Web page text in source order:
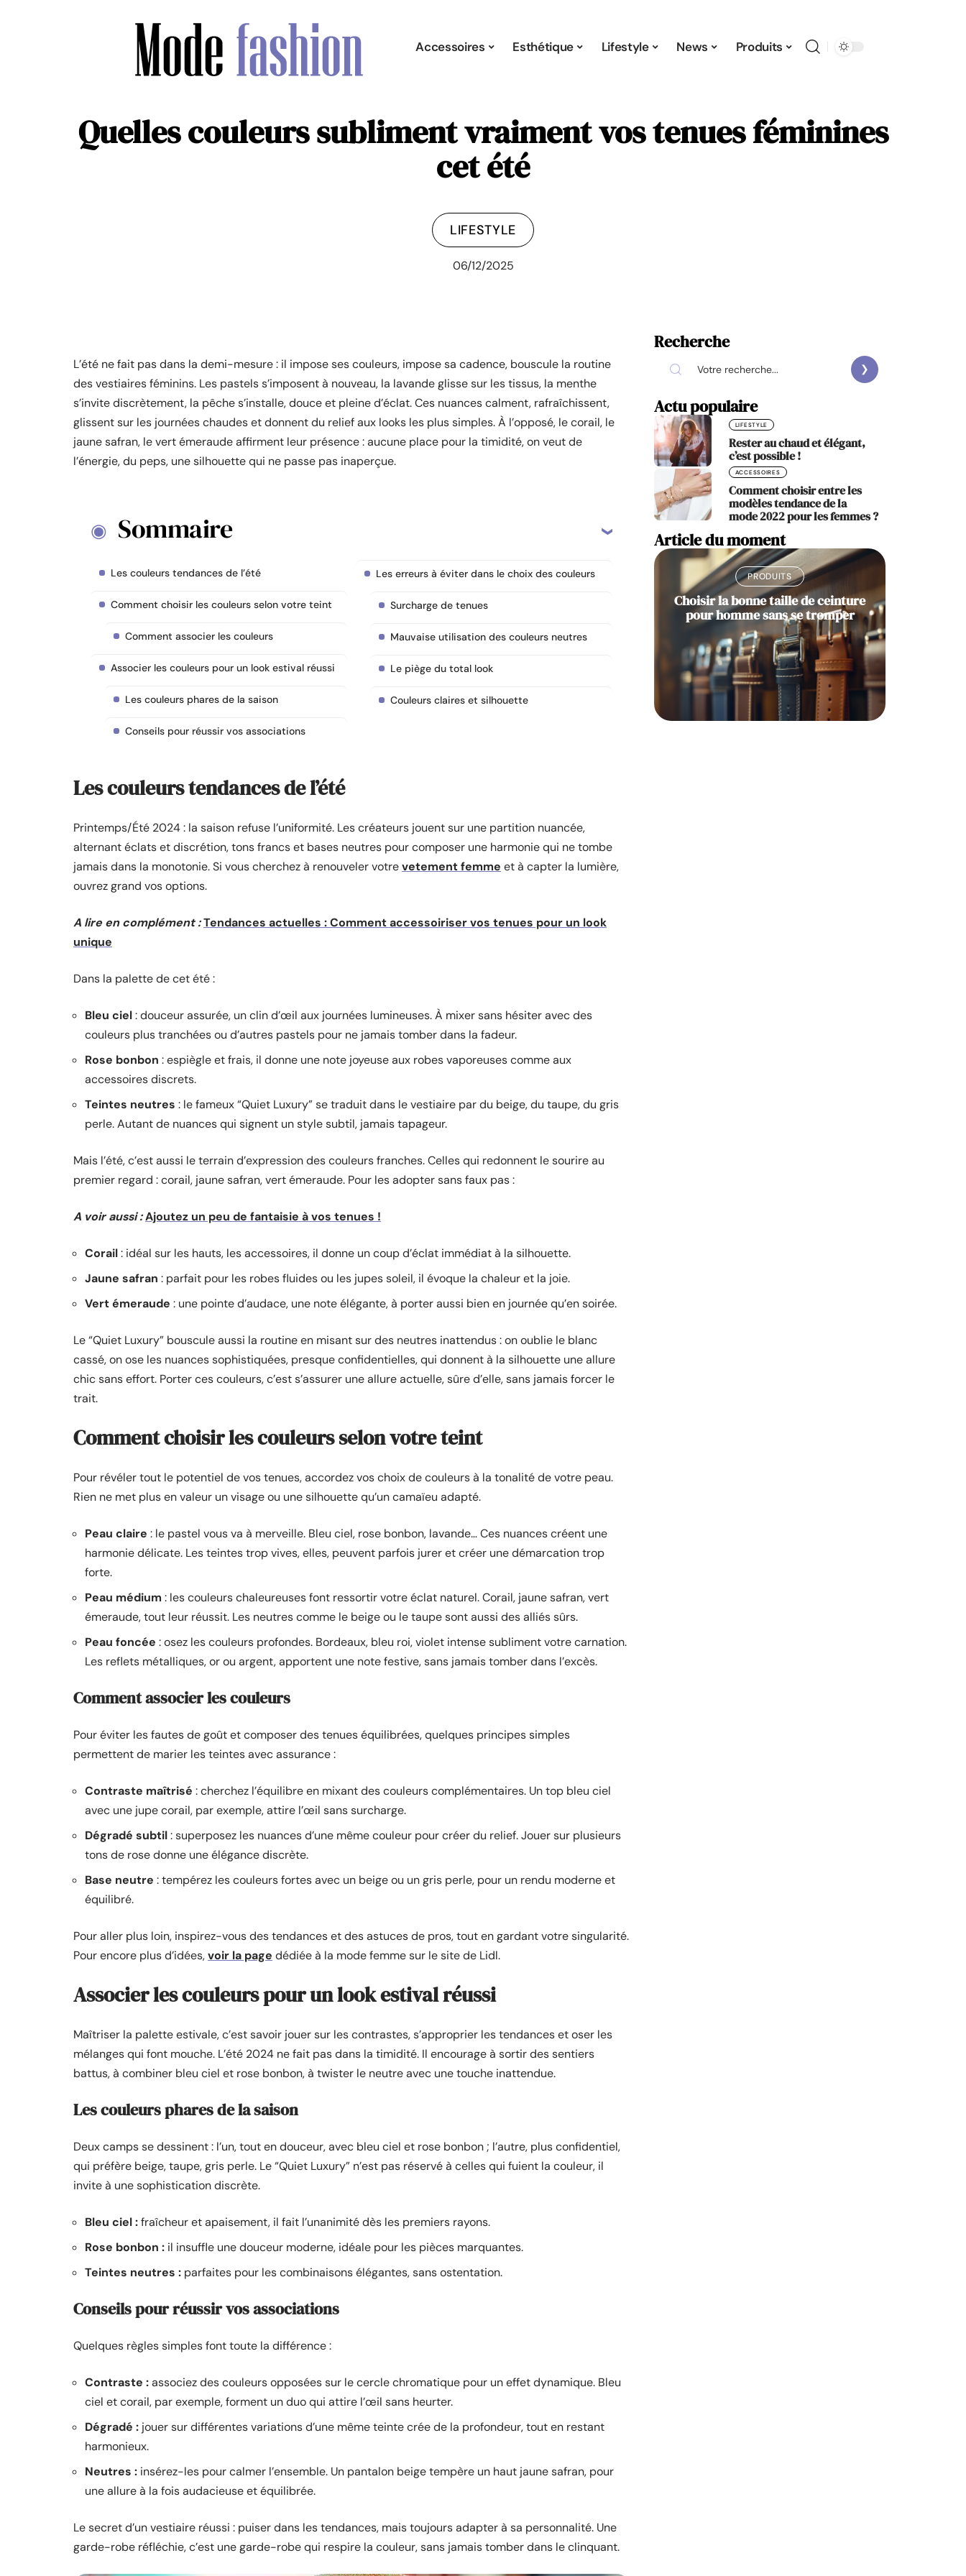
Accessoires Esthétique Lifestyle News Produits
Quelles couleurs subliment vraiment vos tenues féminines
cet été
LIFESTYLE
06/12/2025
L’été ne fait pas dans la demi-mesure : il impose ses couleurs, impose sa cadence, bouscule la routine
des vestiaires féminins. Les pastels s’imposent à nouveau, la lavande glisse sur les tissus, la menthe
s’invite discrètement, la pêche s’installe, douce et pleine d’éclat. Ces nuances calment, rafraîchissent,
glissent sur les journées chaudes et donnent du relief aux looks les plus simples. À l’opposé, le corail, le
jaune safran, le vert émeraude affirment leur présence : aucune place pour la timidité, on veut de
l’énergie, du peps, une silhouette qui ne passe pas inaperçue.
Sommaire
Les couleurs tendances de l’été
Comment choisir les couleurs selon votre teint
Comment associer les couleurs
Associer les couleurs pour un look estival réussi
Les couleurs phares de la saison
Conseils pour réussir vos associations
Les erreurs à éviter dans le choix des couleurs
Surcharge de tenues
Mauvaise utilisation des couleurs neutres
Le piège du total look
Couleurs claires et silhouette
Les couleurs tendances de l’été
Printemps/Été 2024 : la saison refuse l’uniformité. Les créateurs jouent sur une partition nuancée,
alternant éclats et discrétion, tons francs et bases neutres pour composer une harmonie qui ne tombe
jamais dans la monotonie. Si vous cherchez à renouveler votrevetement femme et à capter la lumière,
ouvrez grand vos options.
A lire en complément :Tendances actuelles : Comment accessoiriser vos tenues pour un look
unique
Dans la palette de cet été :
Bleu ciel: douceur assurée, un clin d’œil aux journées lumineuses. À mixer sans hésiter avec des
couleurs plus tranchées ou d’autres pastels pour ne jamais tomber dans la fadeur.
Rose bonbon : espiègle et frais, il donne une note joyeuse aux robes vaporeuses comme aux
accessoires discrets.
Teintes neutres : le fameux “Quiet Luxury” se traduit dans le vestiaire par du beige, du taupe, du gris
perle. Autant de nuances qui signent un style subtil, jamais tapageur.
Mais l’été, c’est aussi le terrain d’expression des couleurs franches. Celles qui redonnent le sourire au
premier regard : corail, jaune safran, vert émeraude. Pour les adopter sans faux pas :
A voir aussi :Ajoutez un peu de fantaisie à vos tenues !
Corail: idéal sur les hauts, les accessoires, il donne un coup d’éclat immédiat à la silhouette.
Jaune safran : parfait pour les robes fluides ou les jupes soleil, il évoque la chaleur et la joie.
Vert émeraude : une pointe d’audace, une note élégante, à porter aussi bien en journée qu’en soirée.
Le “Quiet Luxury” bouscule aussi la routine en misant sur des neutres inattendus : on oublie le blanc
cassé, on ose les nuances sophistiquées, presque confidentielles, qui donnent à la silhouette une allure
chic sans effort. Porter ces couleurs, c’est s’assurer une allure actuelle, sûre d’elle, sans jamais forcer le
trait.
Comment choisir les couleurs selon votre teint
Pour révéler tout le potentiel de vos tenues, accordez vos choix de couleurs à la tonalité de votre peau.
Rien ne met plus en valeur un visage ou une silhouette qu’un camaïeu adapté.
Peau claire : le pastel vous va à merveille. Bleu ciel, rose bonbon, lavande… Ces nuances créent une
harmonie délicate. Les teintes trop vives, elles, peuvent parfois jurer et créer une démarcation trop
forte.
Peau médium : les couleurs chaleureuses font ressortir votre éclat naturel. Corail, jaune safran, vert
émeraude, tout leur réussit. Les neutres comme le beige ou le taupe sont aussi des alliés sûrs.
Peau foncée : osez les couleurs profondes. Bordeaux, bleu roi, violet intense subliment votre carnation.
Les reflets métalliques, or ou argent, apportent une note festive, sans jamais tomber dans l’excès.
Comment associer les couleurs
Pour éviter les fautes de goût et composer des tenues équilibrées, quelques principes simples
permettent de marier les teintes avec assurance :
Contraste maîtrisé : cherchez l’équilibre en mixant des couleurs complémentaires. Un top bleu ciel
avec une jupe corail, par exemple, attire l’œil sans surcharge.
Dégradé subtil: superposez les nuances d’une même couleur pour créer du relief. Jouer sur plusieurs
tons de rose donne une élégance discrète.
Base neutre : tempérez les couleurs fortes avec un beige ou un gris perle, pour un rendu moderne et
équilibré.
Pour aller plus loin, inspirez-vous des tendances et des astuces de pros, tout en gardant votre singularité.
Pour encore plus d’idées,voir la page dédiée à la mode femme sur le site de Lidl.
Associer les couleurs pour un look estival réussi
Maîtriser la palette estivale, c’est savoir jouer sur les contrastes, s’approprier les tendances et oser les
mélanges qui font mouche. L’été 2024 ne fait pas dans la timidité. Il encourage à sortir des sentiers
battus, à combiner bleu ciel et rose bonbon, à twister le neutre avec une touche inattendue.
Les couleurs phares de la saison
Deux camps se dessinent : l’un, tout en douceur, avec bleu ciel et rose bonbon ; l’autre, plus confidentiel,
qui préfère beige, taupe, gris perle. Le “Quiet Luxury” n’est pas réservé à celles qui fuient la couleur, il
invite à une sophistication discrète.
Bleu ciel :fraîcheur et apaisement, il fait l’unanimité dès les premiers rayons.
Rose bonbon : il insuffle une douceur moderne, idéale pour les pièces marquantes.
Teintes neutres : parfaites pour les combinaisons élégantes, sans ostentation.
Conseils pour réussir vos associations
Quelques règles simples font toute la différence :
Contraste :associez des couleurs opposées sur le cercle chromatique pour un effet dynamique. Bleu
ciel et corail, par exemple, forment un duo qui attire l’œil sans heurter.
Dégradé : jouer sur différentes variations d’une même teinte crée de la profondeur, tout en restant
harmonieux.
Neutres : insérez-les pour calmer l’ensemble. Un pantalon beige tempère un haut jaune safran, pour
une allure à la fois audacieuse et équilibrée.
Le secret d’un vestiaire réussi : puiser dans les tendances, mais toujours adapter à sa personnalité. Une
garde-robe réfléchie, c’est une garde-robe qui respire la couleur, sans jamais tomber dans le clinquant.
Recherche
Actu populaire
LIFESTYLE
Rester au chaud et élégant,
c’est possible !
ACCESSOIRES
Comment choisir entre les
modèles tendance de la
mode 2022 pour les femmes ?
Article du moment
PRODUITS
Choisir la bonne taille de ceinture
pour homme sans se tromper